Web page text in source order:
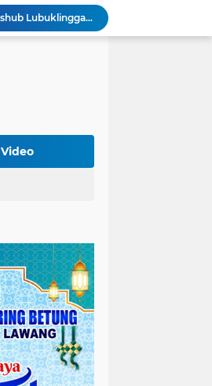
Lantik Pejabat Baru, JM Bupati Empat Lawang: Jabatan Adalah Amanah, Segera Berinovasi Demi Empat Lawang MADANI!
KAMMI Muratara Dukung MUI dalam Upaya Penegakan Hukum terhadap Aktivitas LGBT
Tingkatkan Kualitas Insan Pers, PWI Musi Rawas Gelar Pelatihan Jurnalistik Berbasis Kompetensi dan Storytelling.
Video